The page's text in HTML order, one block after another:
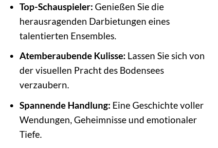
Top-Schauspieler: Genießen Sie die
herausragenden Darbietungen eines
talentierten Ensembles.
Atemberaubende Kulisse: Lassen Sie sich von
der visuellen Pracht des Bodensees
verzaubern.
Spannende Handlung: Eine Geschichte voller
Wendungen, Geheimnisse und emotionaler
Tiefe.